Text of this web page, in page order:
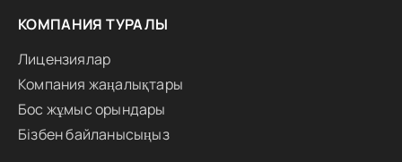
КОМПАНИЯ ТУРАЛЫ
Лицензиялар
Компания жаңалықтары
Бос жұмыс орындары
Бізбен байланысыңыз